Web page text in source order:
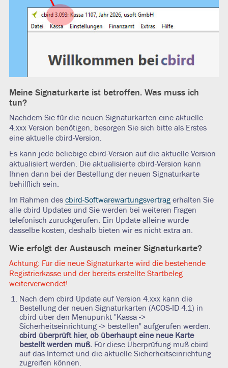
Meine Signaturkarte ist betroffen. Was muss ich
tun?
Nachdem Sie für die neuen Signaturkarten eine aktuelle
4.xxx Version benötigen, besorgen Sie sich bitte als Erstes
eine aktuelle cbird-Version.
Es kann jede beliebige cbird-Version auf die aktuelle Version
aktualisiert werden. Die aktualisierte cbird-Version kann
Ihnen dann bei der Bestellung der neuen Signaturkarte
behilflich sein.
Im Rahmen des cbird-Softwarewartungsvertragerhalten Sie
alle cbird Updates und Sie werden bei weiteren Fragen
telefonisch zurückgerufen. Ein Update alleine würde
dasselbe kosten, deshalb bieten wir es nicht extra an.
Wie erfolgt der Austausch meiner Signaturkarte?
Achtung: Für die neue Signaturkarte wird die bestehende
Registrierkasse und der bereits erstellte Startbeleg
weiterverwendet!
Nach dem cbird Update auf Version 4.xxx kann die
Bestellung der neuen Signaturkarten (ACOS-ID 4.1) in
cbird über den Menüpunkt "Kassa ->
Sicherheitseinrichtung -> bestellen" aufgerufen werden.
cbird überprüft hier, ob überhaupt eine neue Karte
bestellt werden muß.Für diese Überprüfung muß cbird
auf das Internet und die aktuelle Sicherheitseinrichtung
zugreifen können.